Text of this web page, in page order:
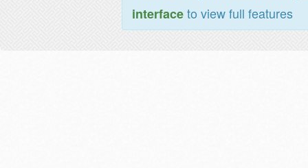
interfaceto view full features